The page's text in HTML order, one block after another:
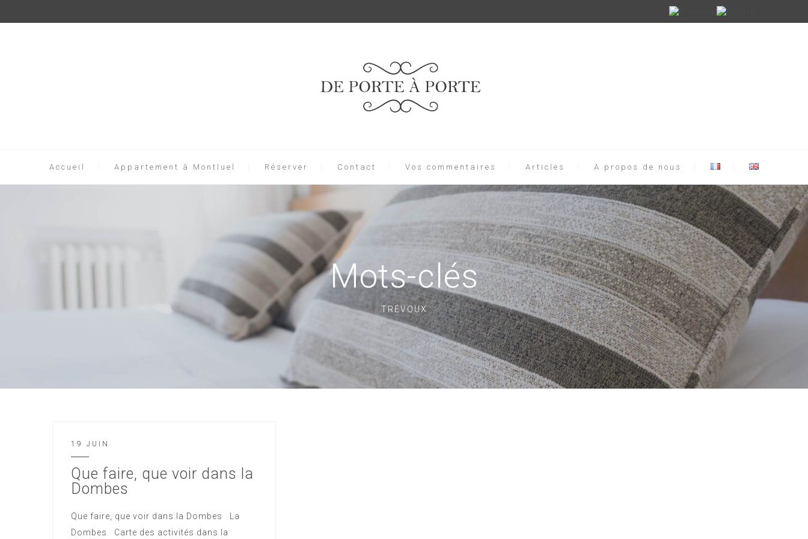
Accueil Appartement à Montluel Réserver Contact Vos commentaires Articles A propos de nous
Mots-clés
TRÉVOUX
19 JUIN
Que faire, que voir dans la
Dombes
Que faire, que voir dans la Dombes La
Dombes Carte des activités dans la